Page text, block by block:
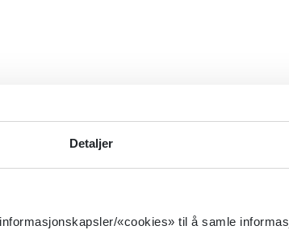
Detaljer
«cookies» til å samle